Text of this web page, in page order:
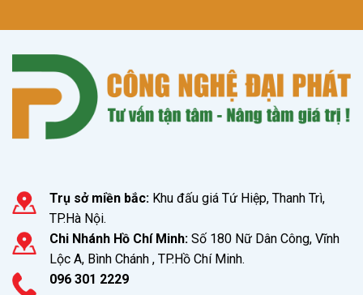
Trụ sở miền bắc: Khu đấu giá Tứ Hiệp, Thanh Trì,
TP.Hà Nội.
Chi Nhánh Hồ Chí Minh: Số 180 Nữ Dân Công, Vĩnh
Lộc A, Bình Chánh , TP.Hồ Chí Minh.
096 301 2229